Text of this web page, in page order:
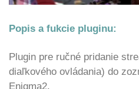
Popis a fukcie pluginu:
Plugin pre ručné pridanie
diaľkového ovládania) do
Enigma2.